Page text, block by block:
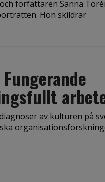
författaren Sanna
Hon skildrar
av kulturen på